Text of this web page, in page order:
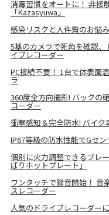
消毒習慣をオートに！ 非接
「Kazasyuwa」
感染リスクと人件費のお悩
5基のカメラで死角を確認
イブレコーダー
PC接続不要！ 1台で体表面
ラ
360度全方向撮影! バックの
コーダー
衝撃感知＆完全防水! バイ
IP67等級の防水性能でGセ
個別に火力調整できるプレ
ばりホットプレート」
ワンタッチで録音開始！ 音
スレコーダー
人気のドライブレコーダー